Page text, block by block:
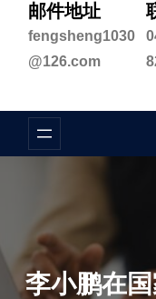
邮件地址
fengsheng1030
@126.com
李小鹏在